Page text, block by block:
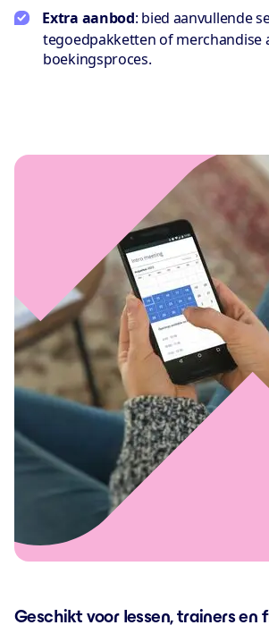
Extra aanbod: bied aanvullende
tegoedpakketten of merchandise
boekingsproces.
Geschikt voor lessen, trainers en